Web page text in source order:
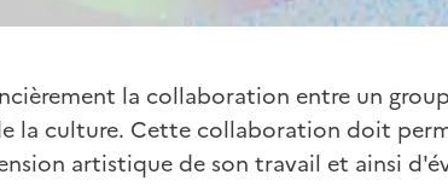
la collaboration entre un
la culture. Cette collaboration doit
artistique de son travail et ainsi